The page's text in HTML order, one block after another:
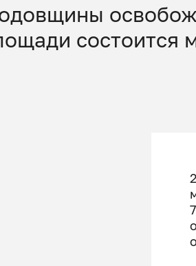
состоится